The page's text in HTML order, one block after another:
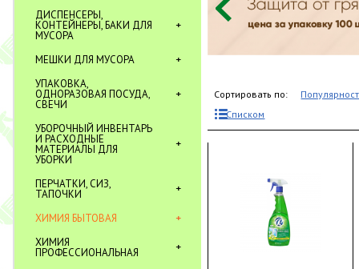
ДИСПЕНСЕРЫ,
КОНТЕЙНЕРЫ, БАКИ ДЛЯ
МУСОРА
МЕШКИ ДЛЯ МУСОРА
УПАКОВКА,
ОДНОРАЗОВАЯ ПОСУДА,
СВЕЧИ
УБОРОЧНЫЙ ИНВЕНТАРЬ
И РАСХОДНЫЕ
МАТЕРИАЛЫ ДЛЯ
УБОРКИ
ПЕРЧАТКИ, СИЗ,
ТАПОЧКИ
ХИМИЯ БЫТОВАЯ
ХИМИЯ
ПРОФЕССИОНАЛЬНАЯ
Сортировать по:
Списком